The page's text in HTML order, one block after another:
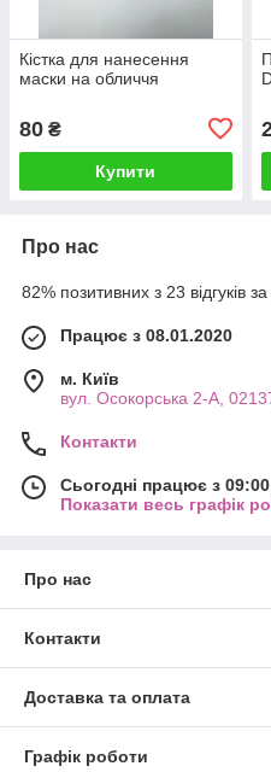
Кістка для нанесення
маски на обличчя
80 ₴
Купити
Про нас
82% позитивних з 23 відгуків за
Працює з 08.01.2020
м. Київ
вул. Осокорська 2-А,
Контакти
Сьогодні працює з
Показати весь графік
Про нас
Контакти
Доставка та оплата
Графік роботи